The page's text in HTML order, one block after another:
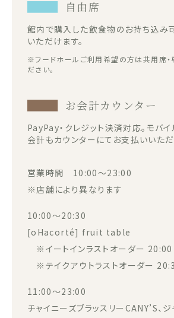
自由席
館内で購入した飲食物のお持ち込み
いただけます。
※フードホールご利用希望の方は共用席・
ださい。
お会計カウンター
PayPay・クレジット決済対応。モバ
会計もカウンターにてお支払いいただ
営業時間 10:00～23:00
※店舗により異なります
10:00～20:30
[oHacorté] fruit table
※イートインラストオーダー 20:00
※テイクアウトラストオーダー
11:00～23:00
チャイニーズブラッスリーCANY’S、